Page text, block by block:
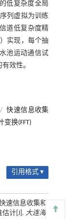
低复杂度全局
列虚拟为训练
道低复杂度精
实现，每个抽
池运动通信试
效性。
/ 快速信息收集
变换(FFT)
引用格式 ▾
速信息收集和
计[J]. 大连海